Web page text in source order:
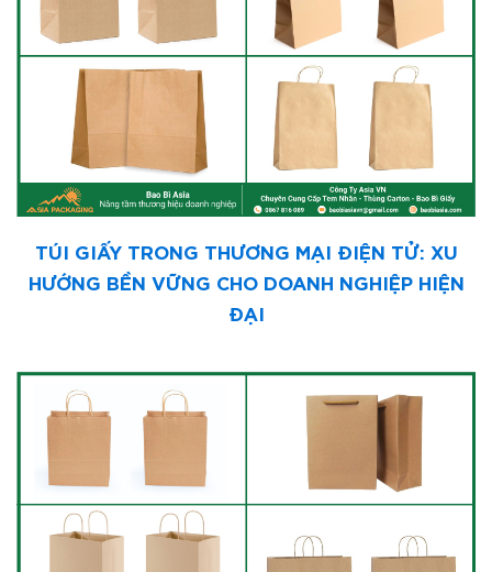
TÚI GIẤY TRONG THƯƠNG MẠI ĐIỆN TỬ: XU
HƯỚNG BỀN VỮNG CHO DOANH NGHIỆP HIỆN
ĐẠI